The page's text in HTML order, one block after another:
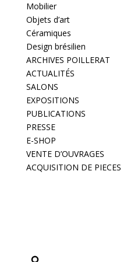
Mobilier
Objets d’art
Céramiques
Design brésilien
ARCHIVES POILLERAT
ACTUALITÉS
SALONS
EXPOSITIONS
PUBLICATIONS
PRESSE
E-SHOP
VENTE D’OUVRAGES
ACQUISITION DE PIECES